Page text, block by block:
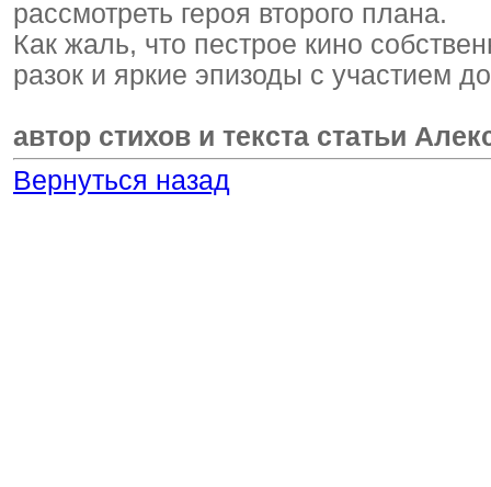
рассмотреть героя второго плана.
Как жаль, что пестрое кино
разок и яркие эпизоды с участием
автор стихов и текста статьи
Вернуться назад